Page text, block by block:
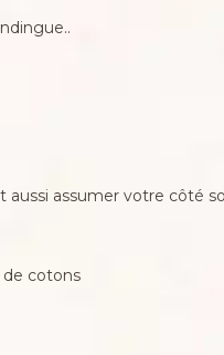
assumer votre côté
de cotons